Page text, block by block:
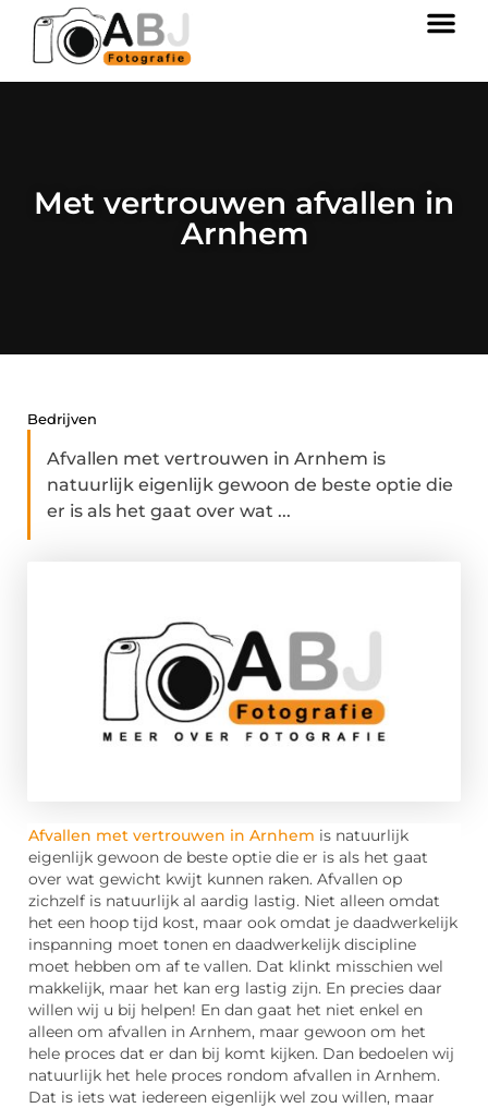
Met vertrouwen afvallen in
Arnhem
Bedrijven
Afvallen met vertrouwen in Arnhem is
natuurlijk eigenlijk gewoon de beste optie die
er is als het gaat over wat ...
Afvallen met vertrouwen in Arnhem is natuurlijk
eigenlijk gewoon de beste optie die er is als het gaat
over wat gewicht kwijt kunnen raken. Afvallen op
zichzelf is natuurlijk al aardig lastig. Niet alleen omdat
het een hoop tijd kost, maar ook omdat je daadwerkelijk
inspanning moet tonen en daadwerkelijk discipline
moet hebben om af te vallen. Dat klinkt misschien wel
makkelijk, maar het kan erg lastig zijn. En precies daar
willen wij u bij helpen! En dan gaat het niet enkel en
alleen om afvallen in Arnhem, maar gewoon om het
hele proces dat er dan bij komt kijken. Dan bedoelen wij
natuurlijk het hele proces rondom afvallen in Arnhem.
Dat is iets wat iedereen eigenlijk wel zou willen, maar